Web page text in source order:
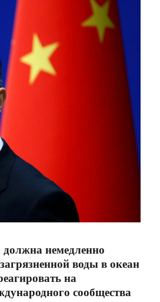
немедленно
воды в океан
на
сообщества